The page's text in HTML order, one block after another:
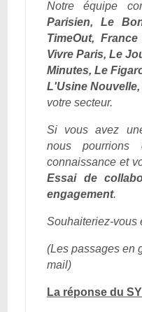
Notre équipe
Parisien, Le
TimeOut,
Vivre Paris, Le
Minutes, Le
L'Usine
votre secteur.
Si vous avez
nous
connaissance et
Essai de
engagement.
Souhaiteriez-vous
(Les passages en
mail)
La réponse du